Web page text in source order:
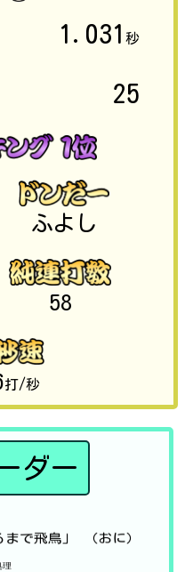
1.031 秒
25
ふよし
58
打/秒
ダー